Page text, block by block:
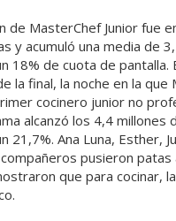
de MasterChef Junior fue
y acumuló una media de
18% de cuota de pantalla.
la final, la noche en la que
cocinero junior no
alcanzó los 4,4 millones
21,7%. Ana Luna, Esther,
pusieron patas
que para cocinar,